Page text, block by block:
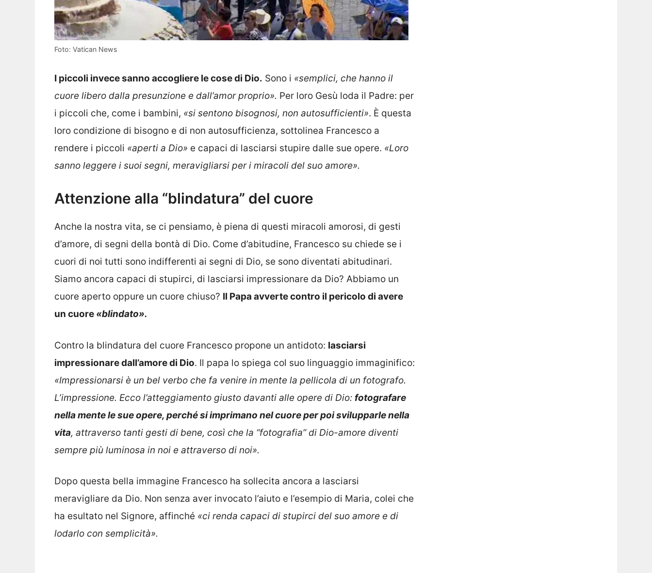
Foto: Vatican News
I piccoli invece sanno accogliere le cose di Dio. Sono i «semplici, che hanno il
cuore libero dalla presunzione e dall’amor proprio». Per loro Gesù loda il Padre: per
i piccoli che, come i bambini, «si sentono bisognosi, non autosufficienti». È questa
loro condizione di bisogno e di non autosufficienza, sottolinea Francesco a
rendere i piccoli «aperti a Dio» e capaci di lasciarsi stupire dalle sue opere. «Loro
sanno leggere i suoi segni, meravigliarsi per i miracoli del suo amore».
Attenzione alla “blindatura” del cuore
Anche la nostra vita, se ci pensiamo, è piena di questi miracoli amorosi, di gesti
d’amore, di segni della bontà di Dio. Come d’abitudine, Francesco su chiede se i
cuori di noi tutti sono indifferenti ai segni di Dio, se sono diventati abitudinari.
Siamo ancora capaci di stupirci, di lasciarsi impressionare da Dio? Abbiamo un
cuore aperto oppure un cuore chiuso? Il Papa avverte contro il pericolo di avere
un cuore «blindato».
Contro la blindatura del cuore Francesco propone un antidoto: lasciarsi
impressionare dall’amore di Dio. Il papa lo spiega col suo linguaggio immaginifico:
«Impressionarsi è un bel verbo che fa venire in mente la pellicola di un fotografo.
L’impressione. Ecco l’atteggiamento giusto davanti alle opere di Dio: fotografare
nella mente le sue opere, perché si imprimano nel cuore per poi svilupparle nella
vita, attraverso tanti gesti di bene, così che la “fotografia” di Dio-amore diventi
sempre più luminosa in noi e attraverso di noi».
Dopo questa bella immagine Francesco ha sollecita ancora a lasciarsi
meravigliare da Dio. Non senza aver invocato l’aiuto e l’esempio di Maria, colei che
ha esultato nel Signore, affinché «ci renda capaci di stupirci del suo amore e di
lodarlo con semplicità».